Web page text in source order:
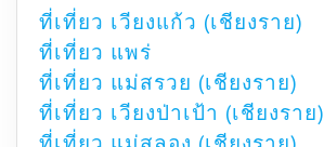
ที่เที่ยว เวียงแก้ว (เชียงราย)
ที่เที่ยว แพร่
ที่เที่ยว แม่สรวย (เชียงราย)
ที่เที่ยว เวียงป่าเป้า (เชียงราย)